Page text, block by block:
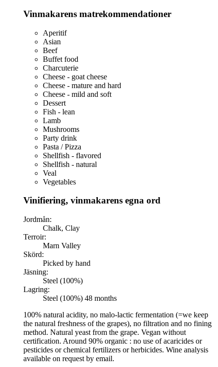
Vinmakarens matrekommendationer
Aperitif
Asian
Beef
Buffet food
Charcuterie
Cheese - goat cheese
Cheese - mature and hard
Cheese - mild and soft
Dessert
Fish - lean
Lamb
Mushrooms
Party drink
Pasta / Pizza
Shellfish - flavored
Shellfish - natural
Veal
Vegetables
Vinifiering, vinmakarens egna ord
Jordmån:
Chalk, Clay
Terroir:
Marn Valley
Skörd:
Picked by hand
Jäsning:
Steel (100%)
Lagring:
Steel (100%) 48 months
100% natural acidity, no malo-lactic fermentation (=we keep
the natural freshness of the grapes), no filtration and no fining
method. Natural yeast from the grape. Vegan without
certification. Around 90% organic : no use of acaricides or
pesticides or chemical fertilizers or herbicides. Wine analysis
available on request by email.